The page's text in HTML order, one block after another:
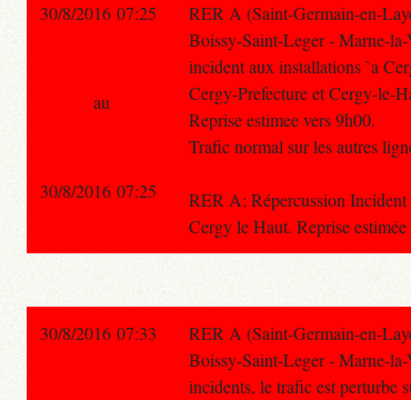
30/8/2016 07:25
RER A (Saint-Germain-en-
Boissy-Saint-Leger - Marne-
incident aux installations `a
Cergy-Prefecture et Cergy-le-
Reprise estimee vers 9h00.
Trafic normal sur les autres
RER A: Répercussion Incident
Cergy le Haut. Reprise estimée
au
30/8/2016 07:25
30/8/2016 07:33
RER A (Saint-Germain-en-
Boissy-Saint-Leger - Marne-
incidents, le trafic est perturbe